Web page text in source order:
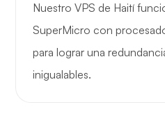
Nuestro VPS de Haití
SuperMicro con
para lograr una
inigualables.